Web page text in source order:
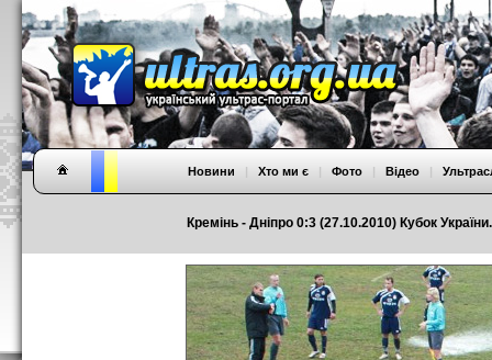
Кремінь - Дніпро 0:3 (27.10.2010) Кубок
Новини | Хто ми є | Фото | Відео |